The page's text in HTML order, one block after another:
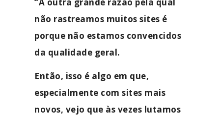
não rastreamos muitos sites é
porque não estamos convencidos
da qualidade geral.
Então, isso é algo em que,
especialmente com sites mais
novos, vejo que às vezes lutamos